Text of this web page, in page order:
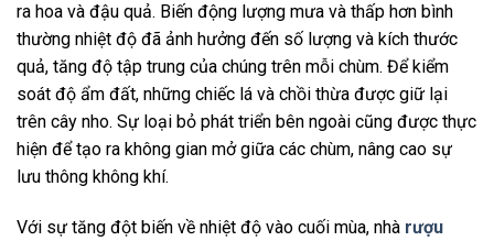
ra hoa và đậu quả. Biến động lượng mưa và thấp hơn bình
thường nhiệt độ đã ảnh hưởng đến số lượng và kích thước
quả, tăng độ tập trung của chúng trên mỗi chùm. Để kiểm
soát độ ẩm đất, những chiếc lá và chồi thừa được giữ lại
trên cây nho. Sự loại bỏ phát triển bên ngoài cũng được thực
hiện để tạo ra không gian mở giữa các chùm, nâng cao sự
lưu thông không khí.
Với sự tăng đột biến về nhiệt độ vào cuối mùa, nhà rượu